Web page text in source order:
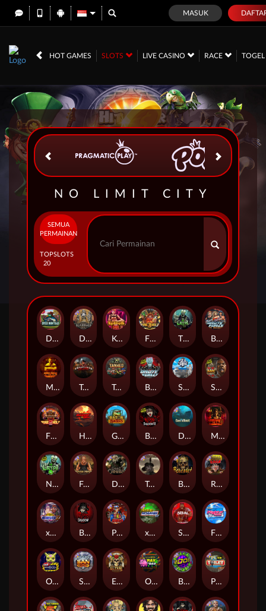
MASUK
HOT GAMES SLOTS LIVE CASINO RACE TOGEL
IDR
NO LIMIT CITY
SEMUA
PERMAINAN
TOP
20
SLOTS
Seamen
Duck Hunters Fire in the Hole 3
Highway to Hell
Brute Force
Mental 2
Tombstone Slaughter San Quentin 2: Death Row
Blood & Shadow
Blood & Shadow 2
Mental
The Crypt
Outsourced
Punk Rocker 2
Deadwood R.I.P
Beheaded
Brute Force: Alien Onslaught
Nexus The Crypt
Gator Hunters
Kenneth Must Die
Tombstone RIP
Fire in the Hole 2
Outsourced: Payday
Tanked
Folsom Prison
Das xBoot
Road Rage
xWays Hoarder 2
El Pasa Gunfight xNudge Brick Snake 2000
Flight Mode
San Quentin xWays
Serial
Punk Toilet
Dead Canary
xWays Hoarder xSplit